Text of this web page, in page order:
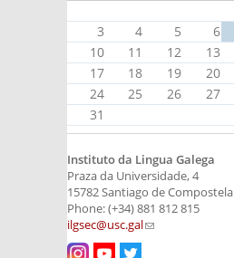
3
4 5 6
10
11 12 13
17
18 19 20
24
25 26 27
31
Instituto da Lingua Galega
Praza da Universidade, 4
15782 Santiago de Compostela
Phone: (+34) 881 812 815
ilgsec@usc.gal(link sends e-mail)